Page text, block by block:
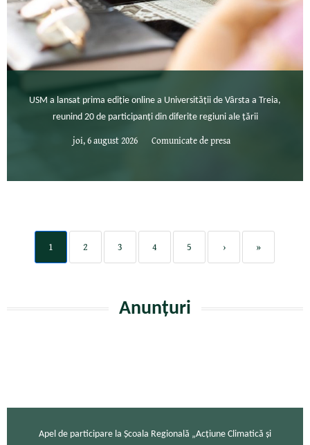
USM a lansat prima ediție online a Universității de Vârsta a Treia,
reunind 20 de participanți din diferite regiuni ale țării
joi, 6 august 2026 Comunicate de presa
1 2 3 4 5 › »
Anunțuri
Apel de participare la Școala Regională „Acțiune Climatică și